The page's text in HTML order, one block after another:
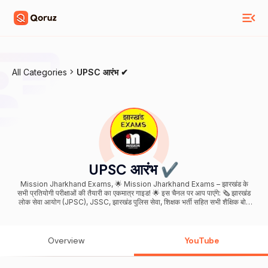
All Categories UPSC आरंभ ✔
UPSC आरंभ ✔
Mission Jharkhand Exams, 🌟 Mission Jharkhand Exams – झारखंड के
सभी प्रतियोगी परीक्षाओं की तैयारी का एकमात्र गाइड! 🌟 इस चैनल पर आप पाएंगे: 🗞️ झारखंड
लोक सेवा आयोग (JPSC), JSSC, झारखंड पुलिस सेवा, शिक्षक भर्ती सहित सभी शैक्षिक बोर्ड
विस्तृत वीडियो। 🎯 क्विक रिवीजन, फास्ट टिप्स और मॉडल टेस्ट सीरीज — ताकी आपकी
क्लियर और स्टेप‑बाय‑स्टेप ट्यूटोरियल। यह चैनल किसके लिए है? JPSC, Jharkhand
Overview YouTube